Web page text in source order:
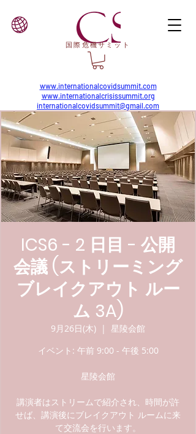
国際危機サミット
www.internationalcovidsummit.com
www.internationalcrisissummit.org
internationalcovidsummit@gmail.com
ICS6 - 2 日目 - 公開
会議 (ストリーミング
ブレイクアウト ルー
ム 3A)
9月26日(木)
  |
星陵会館
イベント: 午前 9:00 - 午後 5:00
星陵会館
講演者はストリームで紹介され、時間が許
せば、講演後にブレイクアウト ルームに来
て交流会を行います。